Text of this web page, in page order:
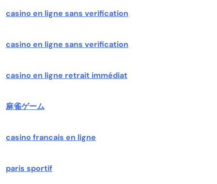
casino en ligne sans verification
casino en ligne sans verification
casino en ligne retrait immédiat
麻雀ゲーム
casino francais en ligne
paris sportif